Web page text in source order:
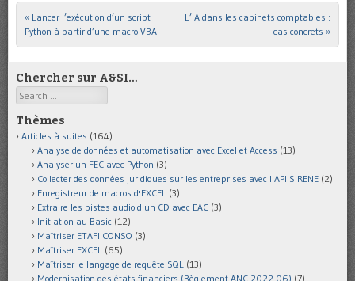
Post navigation
« Lancer l’exécution d’un script
Python à partir d’une macro VBA
L’IA dans les cabinets comptables :
cas concrets »
Chercher sur A&SI…
Search
Thèmes
Articles à suites (164)
Analyse de données et automatisation avec Excel et Access (13)
Analyser un FEC avec Python (3)
Collecter des données juridiques sur les entreprises avec l'API SIRENE (2)
Enregistreur de macros d'EXCEL (3)
Extraire les pistes audio d'un CD avec EAC (3)
Initiation au Basic (12)
Maîtriser ETAFI CONSO (3)
Maîtriser EXCEL (65)
Maîtriser le langage de requête SQL (13)
Modernisation des états financiers (Règlement ANC 2022-06) (7)